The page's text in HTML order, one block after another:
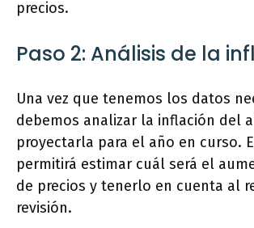
precios.
Paso 2: Análisis de la
Una vez que tenemos los datos
debemos analizar la inflación del
proyectarla para el año en curso.
permitirá estimar cuál será el
de precios y tenerlo en cuenta al
revisión.